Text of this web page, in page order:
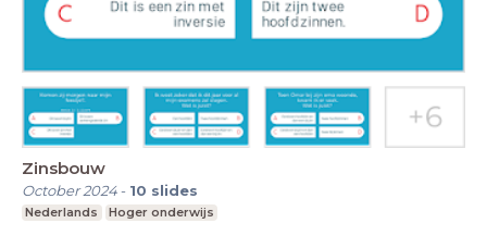
Zinsbouw
October 2024- 10 slides
Nederlands Hoger onderwijs